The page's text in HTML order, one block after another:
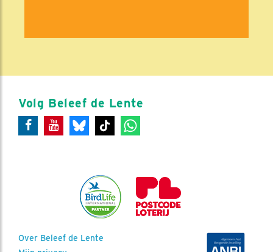
Volg Beleef de Lente
Over Beleef de Lente